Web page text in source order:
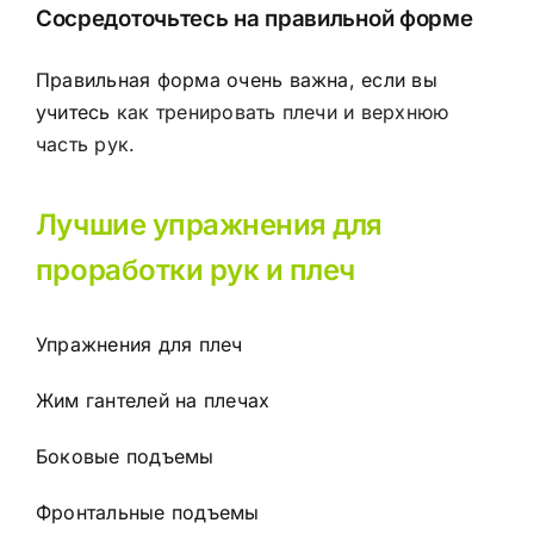
Сосредоточьтесь на правильной форме
Правильная форма очень важна, если вы
учитесь как тренировать плечи и верхнюю
часть рук.
Лучшие упражнения для
проработки рук и плеч
Упражнения для плеч
Жим гантелей на плечах
Боковые подъемы
Фронтальные подъемы